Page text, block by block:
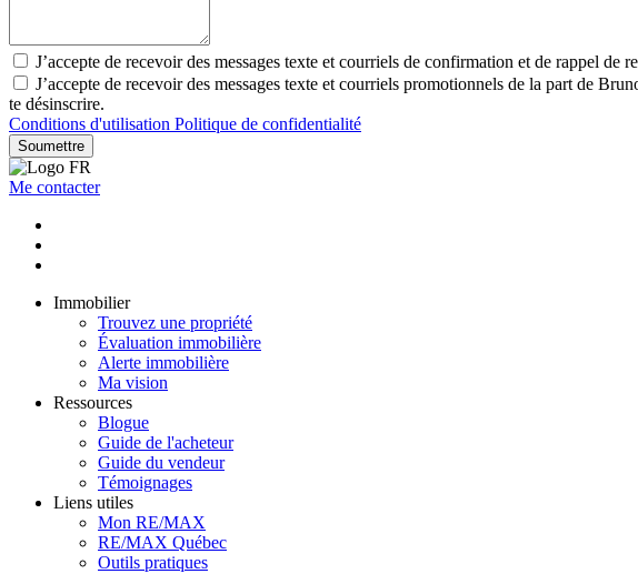
J’accepte de recevoir des messages texte et courriels de confirmation et de rappel
J’accepte de recevoir des messages texte et courriels promotionnels de la part de
te désinscrire.
Conditions d'utilisation Politique de confidentialité
Soumettre
Me contacter
Immobilier
Trouvez une propriété
Évaluation immobilière
Alerte immobilière
Ma vision
Ressources
Blogue
Guide de l'acheteur
Guide du vendeur
Témoignages
Liens utiles
Mon RE/MAX
RE/MAX Québec
Outils pratiques